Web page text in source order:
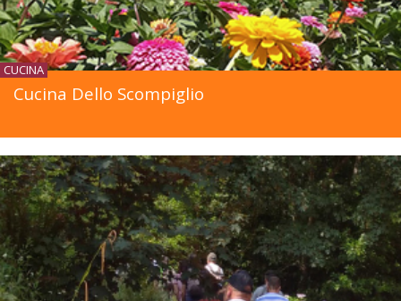
CUCINA
Cucina Dello Scompiglio